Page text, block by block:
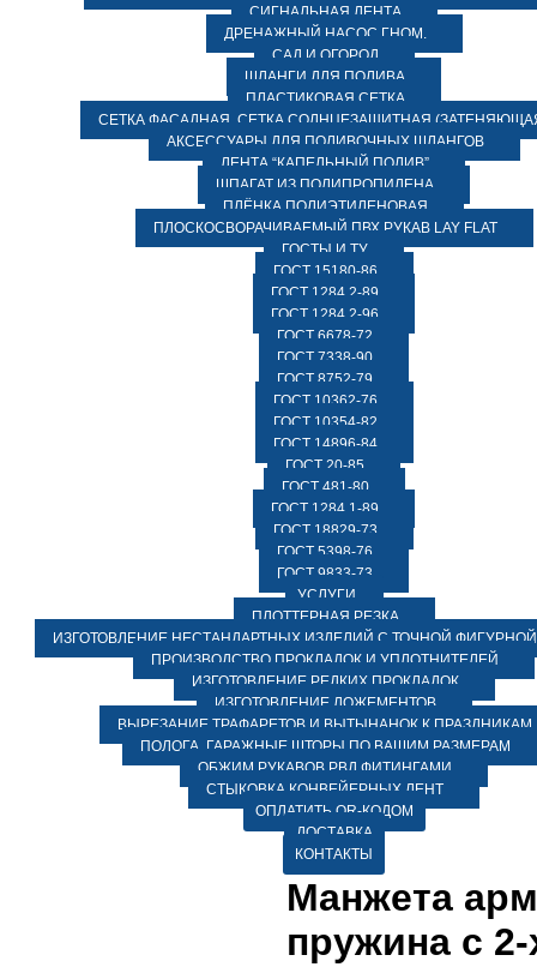
СИГНАЛЬНАЯ ЛЕНТА
ДРЕНАЖНЫЙ НАСОС ГНОМ.
САД И ОГОРОД
ШЛАНГИ ДЛЯ ПОЛИВА
ПЛАСТИКОВАЯ СЕТКА
СЕТКА ФАСАДНАЯ. СЕТКА СОЛНЦЕЗАЩИТНАЯ
АКСЕССУАРЫ ДЛЯ ПОЛИВОЧНЫХ ШЛАНГОВ
ЛЕНТА “КАПЕЛЬНЫЙ ПОЛИВ”
ШПАГАТ ИЗ ПОЛИПРОПИЛЕНА
ПЛЁНКА ПОЛИЭТИЛЕНОВАЯ
ПЛОСКОСВОРАЧИВАЕМЫЙ ПВХ РУКАВ LAY FLAT
ГОСТЫ И ТУ
ГОСТ 15180-86
ГОСТ 1284.2-89
ГОСТ 1284.2-96
ГОСТ 6678-72
ГОСТ 7338-90
ГОСТ 8752-79
ГОСТ 10362-76
ГОСТ 10354-82
ГОСТ 14896-84
ГОСТ 20-85
ГОСТ 481-80
ГОСТ 1284.1-89
ГОСТ 18829-73
ГОСТ 5398-76
ГОСТ 9833-73
УСЛУГИ
ПЛОТТЕРНАЯ РЕЗКА
ИЗГОТОВЛЕНИЕ НЕСТАНДАРТНЫХ ИЗДЕЛИЙ С ТОЧНОЙ ФИГУРНОЙ
ПРОИЗВОДСТВО ПРОКЛАДОК И УПЛОТНИТЕЛЕЙ
ИЗГОТОВЛЕНИЕ РЕДКИХ ПРОКЛАДОК
ИЗГОТОВЛЕНИЕ ЛОЖЕМЕНТОВ
ВЫРЕЗАНИЕ ТРАФАРЕТОВ И ВЫТЫНАНОК К ПРАЗДНИКАМ
ПОЛОГА, ГАРАЖНЫЕ ШТОРЫ ПО ВАШИМ РАЗМЕРАМ
ОБЖИМ РУКАВОВ РВД ФИТИНГАМИ
СТЫКОВКА КОНВЕЙЕРНЫХ ЛЕНТ
ОПЛАТИТЬ QR-КОДОМ
ДОСТАВКА
КОНТАКТЫ
Манжета
пружина с 2-